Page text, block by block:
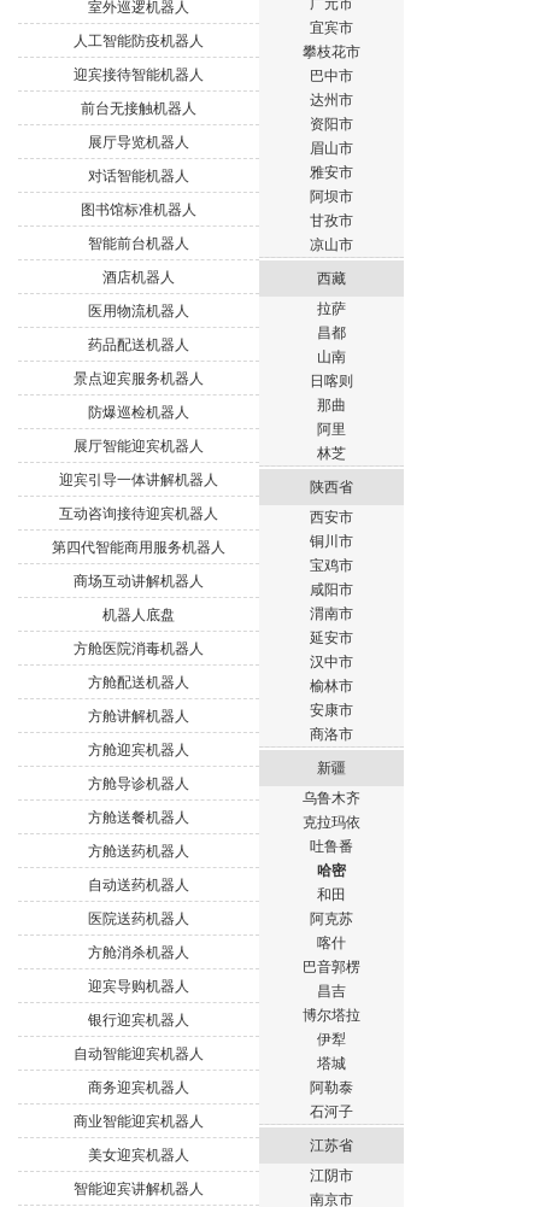
室外巡逻机器人
人工智能防疫机器人
迎宾接待智能机器人
前台无接触机器人
展厅导览机器人
对话智能机器人
图书馆标准机器人
智能前台机器人
酒店机器人
医用物流机器人
药品配送机器人
景点迎宾服务机器人
防爆巡检机器人
展厅智能迎宾机器人
迎宾引导一体讲解机器人
互动咨询接待迎宾机器人
第四代智能商用服务机器人
商场互动讲解机器人
机器人底盘
方舱医院消毒机器人
方舱配送机器人
方舱讲解机器人
方舱迎宾机器人
方舱导诊机器人
方舱送餐机器人
方舱送药机器人
自动送药机器人
医院送药机器人
方舱消杀机器人
迎宾导购机器人
银行迎宾机器人
自动智能迎宾机器人
商务迎宾机器人
商业智能迎宾机器人
美女迎宾机器人
智能迎宾讲解机器人
广元市
宜宾市
攀枝花市
巴中市
达州市
资阳市
眉山市
雅安市
阿坝市
甘孜市
凉山市
西藏
拉萨
昌都
山南
日喀则
那曲
阿里
林芝
陕西省
西安市
铜川市
宝鸡市
咸阳市
渭南市
延安市
汉中市
榆林市
安康市
商洛市
新疆
乌鲁木齐
克拉玛依
吐鲁番
哈密
和田
阿克苏
喀什
巴音郭楞
昌吉
博尔塔拉
伊犁
塔城
阿勒泰
石河子
江苏省
江阴市
南京市